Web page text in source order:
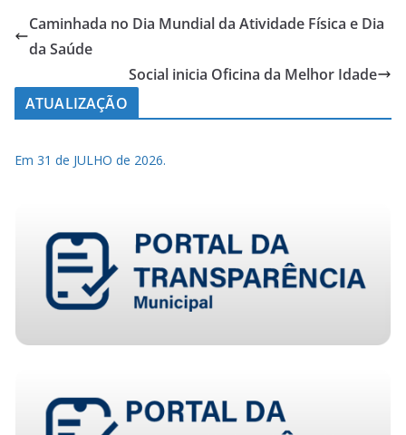
Caminhada no Dia Mundial da Atividade Física e Dia
da Saúde
Social inicia Oficina da Melhor Idade
ATUALIZAÇÃO
Em 31 de JULHO de 2026.